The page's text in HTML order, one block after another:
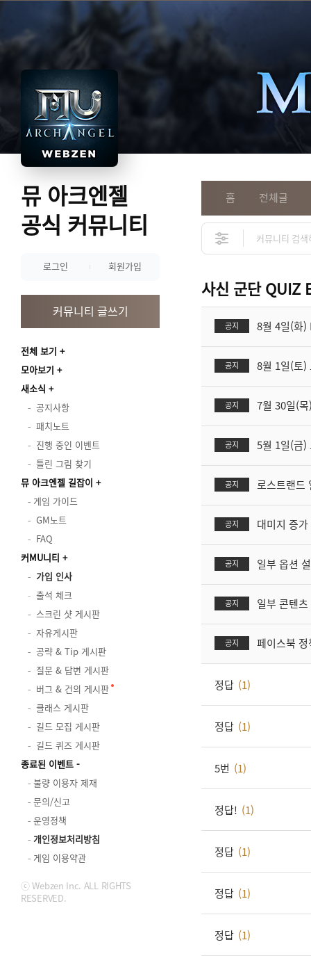
뮤 아크엔젤
공식 커뮤니티
로그인 회원가입
커뮤니티 글쓰기
전체 보기
모아보기
새소식
공지사항
패치노트
진행 중인 이벤트
틀린 그림 찾기
뮤 아크엔젤 길잡이
게임 가이드
GM노트
FAQ
커MU니티
가입 인사
출석 체크
스크린 샷 게시판
자유게시판
공략 & Tip 게시판
질문 & 답변 게시판
버그 & 건의 게시판
클래스 게시판
길드 모집 게시판
길드 퀴즈 게시판
종료된 이벤트
불량 이용자 제재
문의/신고
운영정책
개인정보처리방침
게임 이용약관
ⓒ Webzen Inc. ALL RIGHTS
RESERVED.
홈 전체글
사신 군단 QUIZ
공지 8월 4일(화)
공지 8월 1일(토)
공지 7월 30일(
공지 5월 1일(금)
공지 로스트랜드
공지 대미지 증
공지 일부 옵션
공지 일부 콘텐
공지 페이스북
정답 (1)
정답 (1)
5번 (1)
정답! (1)
정답 (1)
정답 (1)
정답 (1)